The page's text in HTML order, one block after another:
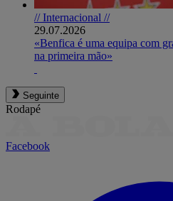
// Internacional //
29.07.2026
«Benfica é uma equipa com
na primeira mão»
Seguinte
Rodapé
Facebook